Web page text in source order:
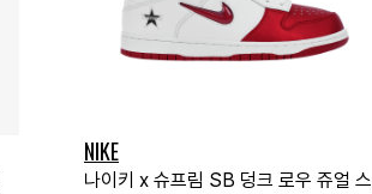
NIKE
나이키 x 슈프림 SB 덩크 로우 쥬얼 스